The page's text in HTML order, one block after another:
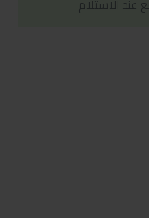
الاستلام